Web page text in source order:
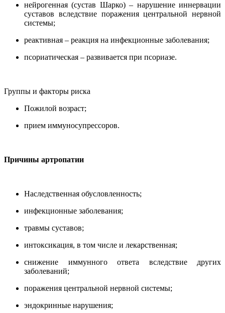
нейрогенная (сустав Шарко) – нарушение иннервации
суставов вследствие поражения центральной нервной
системы;
реактивная – реакция на инфекционные заболевания;
псориатическая – развивается при псориазе.
Группы и факторы риска
Пожилой возраст;
прием иммуносупрессоров.
Причины артропатии
Наследственная обусловленность;
инфекционные заболевания;
травмы суставов;
интоксикация, в том числе и лекарственная;
снижение иммунного ответа вследствие других
заболеваний;
поражения центральной нервной системы;
эндокринные нарушения;